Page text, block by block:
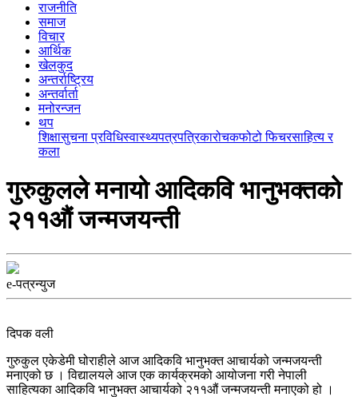
राजनीति
समाज
विचार
आर्थिक
खेलकुद
अन्तर्राष्ट्रिय
अन्तर्वार्ता
मनोरन्जन
थप
शिक्षासुचना प्रविधिस्वास्थ्यपत्रपत्रिकारोचकफोटो फिचरसाहित्य र
कला
गुरुकुलले मनायो आदिकवि भानुभक्तको
२११औं जन्मजयन्ती
e-पत्रन्युज
दिपक वली
गुरुकुल एकेडेमी घोराहीले आज आदिकवि भानुभक्त आचार्यको जन्मजयन्ती
मनाएको छ । विद्यालयले आज एक कार्यक्रमको आयोजना गरी नेपाली
साहित्यका आदिकवि भानुभक्त आचार्यको २११औं जन्मजयन्ती मनाएको हो ।